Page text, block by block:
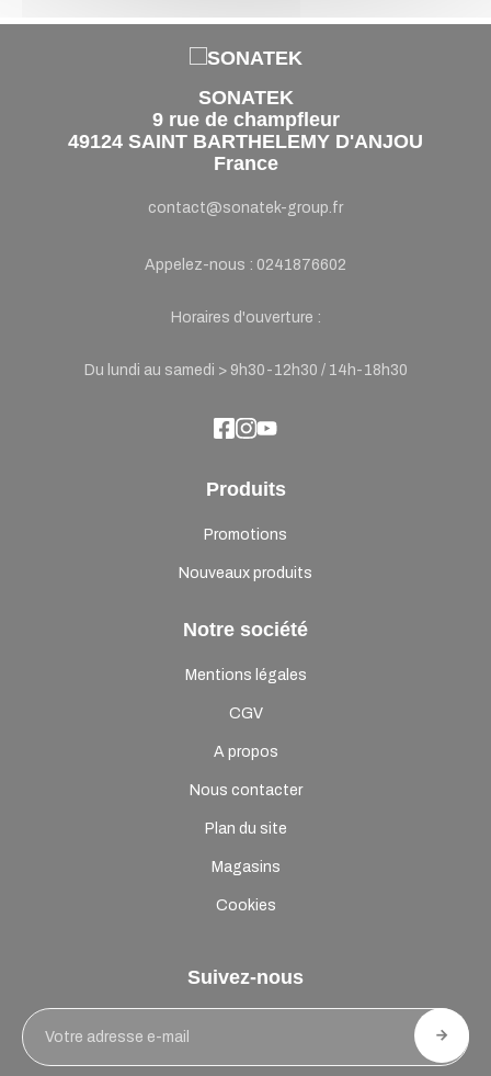
SONATEK
9 rue de champfleur
49124 SAINT BARTHELEMY D'ANJOU
France
contact@sonatek-group.fr
Appelez-nous : 0241876602
Horaires d'ouverture :
Du lundi au samedi > 9h30-12h30 / 14h-18h30
Produits
Promotions
Nouveaux produits
Notre société
Mentions légales
CGV
A propos
Nous contacter
Plan du site
Magasins
Cookies
Suivez-nous